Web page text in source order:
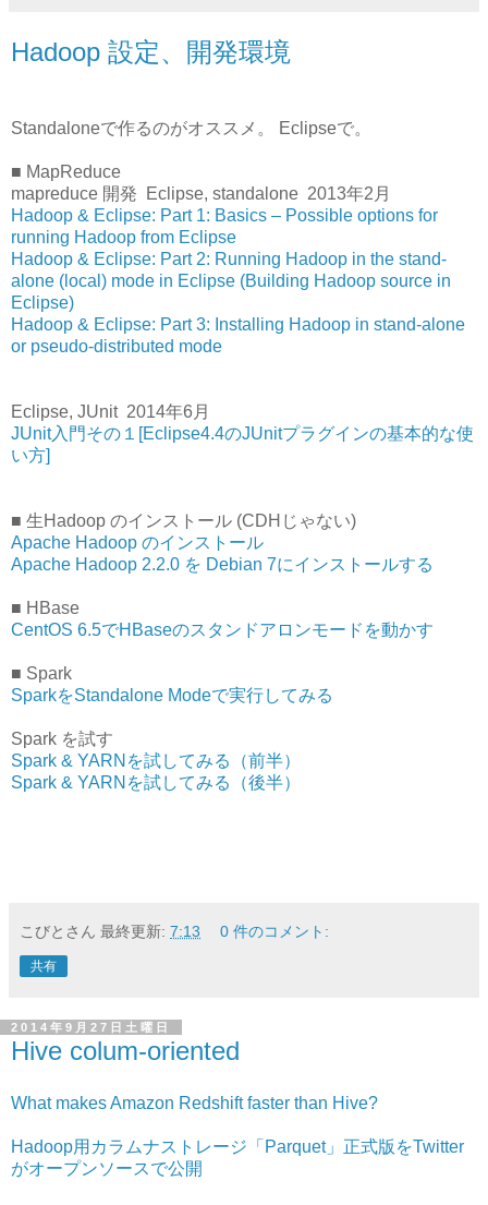
Hadoop 設定、開発環境
Standaloneで作るのがオススメ。 Eclipseで。
■ MapReduce
mapreduce 開発 Eclipse, standalone 2013年2月
Hadoop & Eclipse: Part 1: Basics – Possible options for
running Hadoop from Eclipse
Hadoop & Eclipse: Part 2: Running Hadoop in the stand-
alone (local) mode in Eclipse (Building Hadoop source in
Eclipse)
Hadoop & Eclipse: Part 3: Installing Hadoop in stand-alone
or pseudo-distributed mode
Eclipse, JUnit 2014年6月
JUnit入門その１[Eclipse4.4のJUnitプラグインの基本的な使
い方]
■ 生Hadoop のインストール (CDHじゃない)
Apache Hadoop のインストール
Apache Hadoop 2.2.0 を Debian 7にインストールする
■ HBase
CentOS 6.5でHBaseのスタンドアロンモードを動かす
■ Spark
SparkをStandalone Modeで実行してみる
Spark を試す
Spark & YARNを試してみる（前半）
Spark & YARNを試してみる（後半）
こびとさん 最終更新: 7:13 0 件のコメント:
共有
2014年9月27日土曜日
Hive colum-oriented
What makes Amazon Redshift faster than Hive?
Hadoop用カラムナストレージ「Parquet」正式版をTwitter
がオープンソースで公開